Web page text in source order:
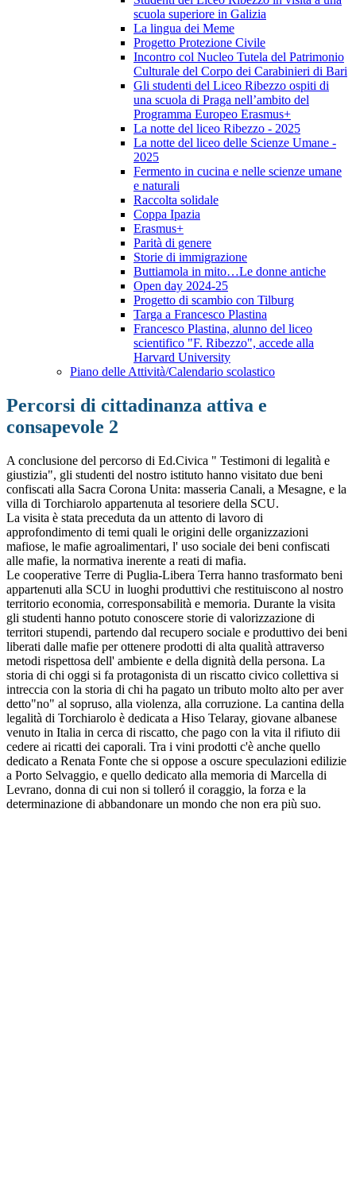
scuola superiore in Galizia
La lingua dei Meme
Progetto Protezione Civile
Incontro col Nucleo Tutela del Patrimonio
Culturale del Corpo dei Carabinieri di Bari
Gli studenti del Liceo Ribezzo ospiti di
una scuola di Praga nell’ambito del
Programma Europeo Erasmus+
La notte del liceo Ribezzo - 2025
La notte del liceo delle Scienze Umane -
2025
Fermento in cucina e nelle scienze umane
e naturali
Raccolta solidale
Coppa Ipazia
Erasmus+
Parità di genere
Storie di immigrazione
Buttiamola in mito…Le donne antiche
Open day 2024-25
Progetto di scambio con Tilburg
Targa a Francesco Plastina
Francesco Plastina, alunno del liceo
scientifico "F. Ribezzo", accede alla
Harvard University
Piano delle Attività/Calendario scolastico
Percorsi di cittadinanza attiva e
consapevole 2
A conclusione del percorso di Ed.Civica " Testimoni di legalità e
giustizia", gli studenti del nostro istituto hanno visitato due beni
confiscati alla Sacra Corona Unita: masseria Canali, a Mesagne, e la
villa di Torchiarolo appartenuta al tesoriere della SCU.
La visita è stata preceduta da un attento di lavoro di
approfondimento di temi quali le origini delle organizzazioni
mafiose, le mafie agroalimentari, l' uso sociale dei beni confiscati
alle mafie, la normativa inerente a reati di mafia.
Le cooperative Terre di Puglia-Libera Terra hanno trasformato beni
appartenuti alla SCU in luoghi produttivi che restituiscono al nostro
territorio economia, corresponsabilità e memoria. Durante la visita
gli studenti hanno potuto conoscere storie di valorizzazione di
territori stupendi, partendo dal recupero sociale e produttivo dei beni
liberati dalle mafie per ottenere prodotti di alta qualità attraverso
metodi rispettosa dell' ambiente e della dignità della persona. La
storia di chi oggi si fa protagonista di un riscatto civico collettiva si
intreccia con la storia di chi ha pagato un tributo molto alto per aver
detto"no" al sopruso, alla violenza, alla corruzione. La cantina della
legalità di Torchiarolo è dedicata a Hiso Telaray, giovane albanese
venuto in Italia in cerca di riscatto, che pago con la vita il rifiuto dii
cedere ai ricatti dei caporali. Tra i vini prodotti c'è anche quello
dedicato a Renata Fonte che si oppose a oscure speculazioni edilizie
a Porto Selvaggio, e quello dedicato alla memoria di Marcella di
Levrano, donna di cui non si tolleró il coraggio, la forza e la
determinazione di abbandonare un mondo che non era più suo.